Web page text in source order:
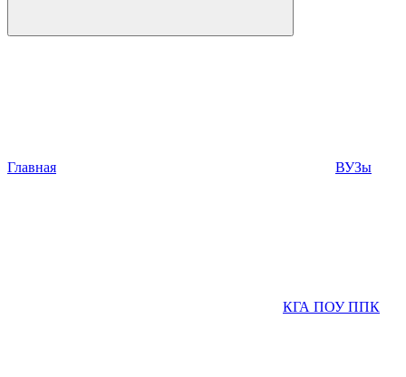
Главная ВУЗы
КГА ПОУ ППК